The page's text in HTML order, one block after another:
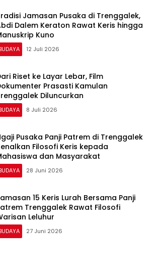
Jamasan Pusaka di Trenggalek,
Dalem Keraton Rawat Keris hingga
Kuno
12 Juli 2026
Riset ke Layar Lebar, Film
Prasasti Kamulan
Diluncurkan
8 Juli 2026
Pusaka Panji Patrem di Trenggalek
Filosofi Keris kepada
dan Masyarakat
28 Juni 2026
15 Keris Lurah Bersama Panji
Trenggalek Rawat Filosofi
Leluhur
27 Juni 2026